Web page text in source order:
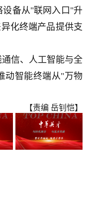
设备从"联网入口"升
化终端产品提供支
信、人工智能与全
动智能终端从"万物
【责编 岳钊恺】